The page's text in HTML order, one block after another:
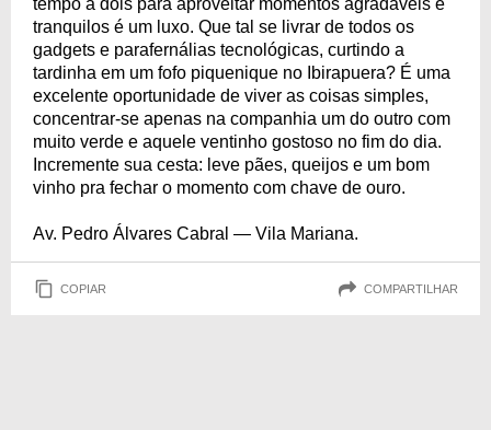
tempo a dois para aproveitar momentos agradáveis e
tranquilos é um luxo. Que tal se livrar de todos os
gadgets e parafernálias tecnológicas, curtindo a
tardinha em um fofo piquenique no Ibirapuera? É uma
excelente oportunidade de viver as coisas simples,
concentrar-se apenas na companhia um do outro com
muito verde e aquele ventinho gostoso no fim do dia.
Incremente sua cesta: leve pães, queijos e um bom
vinho pra fechar o momento com chave de ouro.
Av. Pedro Álvares Cabral — Vila Mariana.
COPIAR COMPARTILHAR